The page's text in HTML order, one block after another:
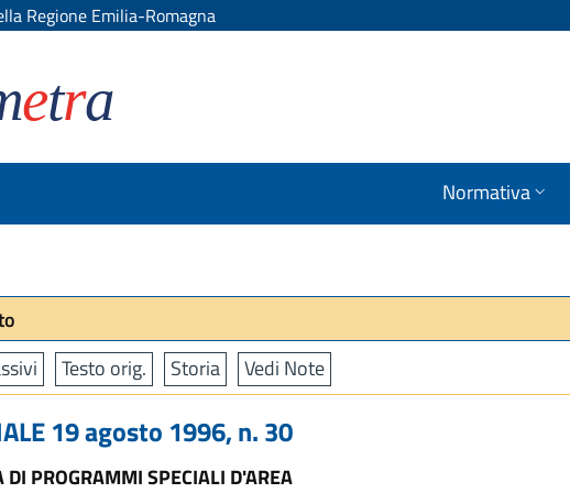
Regione Emilia-Romagna
etra
Normativa
Testo orig. Storia Vedi Note
19 agosto 1996, n. 30
PROGRAMMI SPECIALI D'AREA